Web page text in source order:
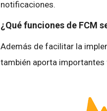
notificaciones.
¿Qué funciones de FCM
Además de facilitar la
también aporta importantes